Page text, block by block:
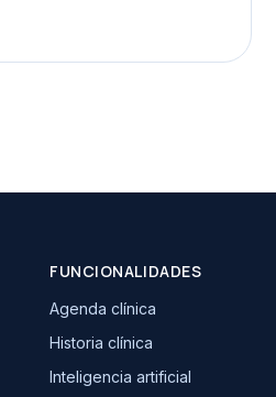
FUNCIONALIDADES
Agenda clínica
Historia clínica
Inteligencia artificial